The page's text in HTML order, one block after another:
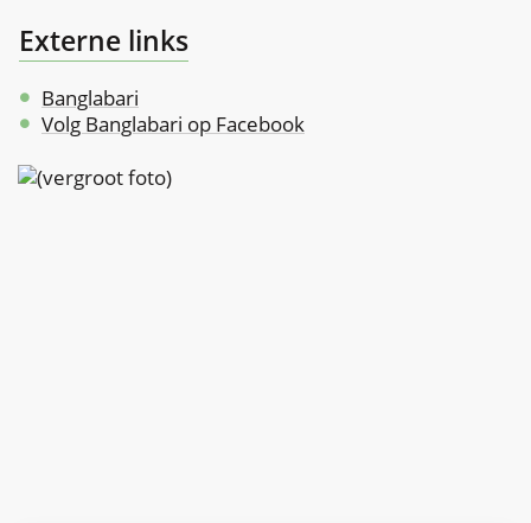
Externe links
Banglabari
Volg Banglabari op Facebook